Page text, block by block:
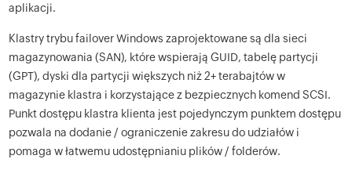
aplikacji.
Klastry trybu failover Windows zaprojektowane są dla sieci
magazynowania (SAN), które wspierają GUID, tabelę partycji
(GPT), dyski dla partycji większych niż 2+ terabajtów w
magazynie klastra i korzystające z bezpiecznych komend SCSI.
Punkt dostępu klastra klienta jest pojedynczym punktem dostępu
pozwala na dodanie / ograniczenie zakresu do udziałów i
pomaga w łatwemu udostępnianiu plików / folderów.